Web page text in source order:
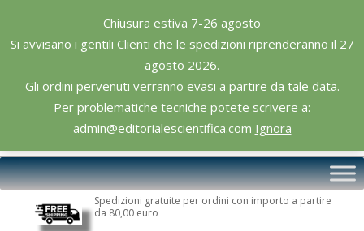
Chiusura estiva 7-26 agosto
Si avvisano i gentili Clienti che le spedizioni riprenderanno il 27
agosto 2026.
Gli ordini pervenuti verranno evasi a partire da tale data.
Per problematiche tecniche potete scrivere a:
admin@editorialescientifica.com Ignora
content
Editoriale
Scientifica
Primary
Navigation
Spedizioni gratuite per ordini con importo a partire
da 80,00 euro